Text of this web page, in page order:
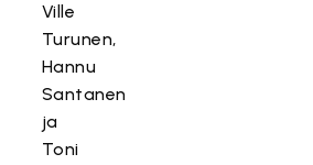
Ville
Turunen,
Hannu
Santanen
ja
Toni